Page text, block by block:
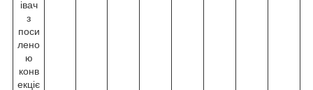
івач
з
поси
лено
ю
конв
екціє